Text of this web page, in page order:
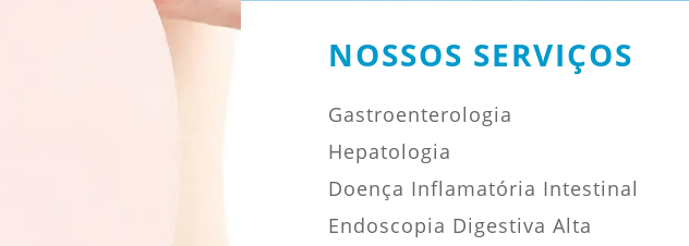
NOSSOS SERVIÇOS
Gastroenterologia
Hepatologia
Doença Inflamatória Intestinal
Endoscopia Digestiva Alta